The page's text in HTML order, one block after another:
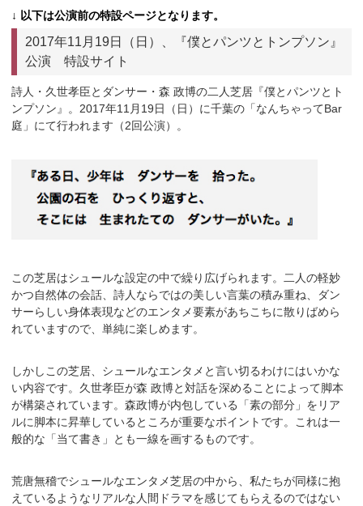
↓ 以下は公演前の特設ページとなります。
2017年11月19日（日）、『僕とパンツとトンプソン』
公演 特設サイト
詩人・久世孝臣とダンサー・森 政博の二人芝居『僕とパンツとト
ンプソン』。2017年11月19日（日）に千葉の「なんちゃってBar
庭」にて行われます（2回公演）。
この芝居はシュールな設定の中で繰り広げられます。二人の軽妙
かつ自然体の会話、詩人ならではの美しい言葉の積み重ね、ダン
サーらしい身体表現などのエンタメ要素があちこちに散りばめら
れていますので、単純に楽しめます。
しかしこの芝居、シュールなエンタメと言い切るわけにはいかな
い内容です。久世孝臣が森 政博と対話を深めることによって脚本
が構築されています。森政博が内包している「素の部分」をリア
ルに脚本に昇華しているところが重要なポイントです。これは一
般的な「当て書き」とも一線を画するものです。
荒唐無稽でシュールなエンタメ芝居の中から、私たちが同様に抱
えているようなリアルな人間ドラマを感じてもらえるのではない